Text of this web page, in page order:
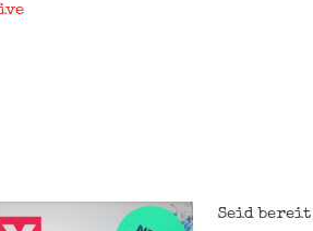
Seid bereit